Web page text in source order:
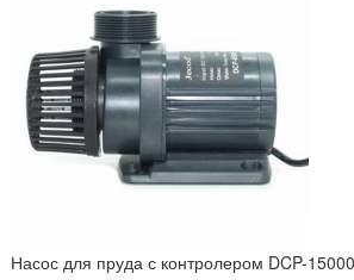
Насос для пруда с контролером DCP-